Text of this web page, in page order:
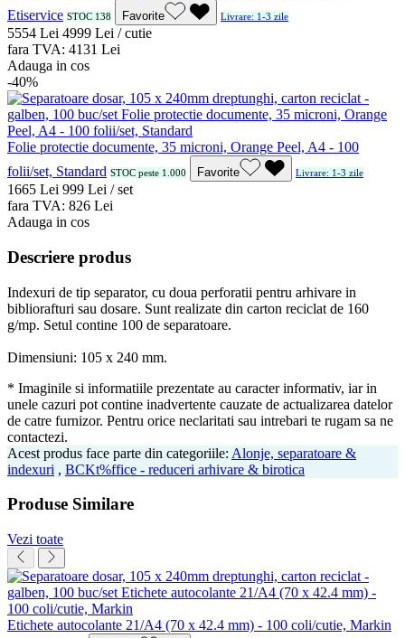
Etiservice STOC 138 Favorite Livrare: 1-3 zile
5554 Lei 4999 Lei / cutie
fara TVA: 4131 Lei
Adauga in cos
-40%
Folie protectie documente, 35 microni, Orange Peel, A4 - 100
folii/set, Standard STOC peste 1.000 Favorite Livrare: 1-3 zile
1665 Lei 999 Lei / set
fara TVA: 826 Lei
Adauga in cos
Descriere produs
Indexuri de tip separator, cu doua perforatii pentru arhivare in
bibliorafturi sau dosare. Sunt realizate din carton reciclat de 160
g/mp. Setul contine 100 de separatoare.
Dimensiuni: 105 x 240 mm.
* Imaginile si informatiile prezentate au caracter informativ, iar in
unele cazuri pot contine inadvertente cauzate de actualizarea datelor
de catre furnizor. Pentru orice neclaritati sau intrebari te rugam sa ne
contactezi.
Acest produs face parte din categoriile: Alonje, separatoare &
indexuri , BCKt%ffice - reduceri arhivare & birotica
Produse Similare
Vezi toate
Etichete autocolante 21/A4 (70 x 42.4 mm) - 100 coli/cutie, Markin